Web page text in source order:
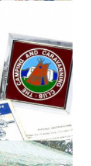
ンやパーフェクシ
VALOR/バーラー…
織RAC(Royal
プレートが入荷し
垢の真鍮鋳造クロ…